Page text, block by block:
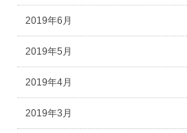
2019年6月
2019年5月
2019年4月
2019年3月